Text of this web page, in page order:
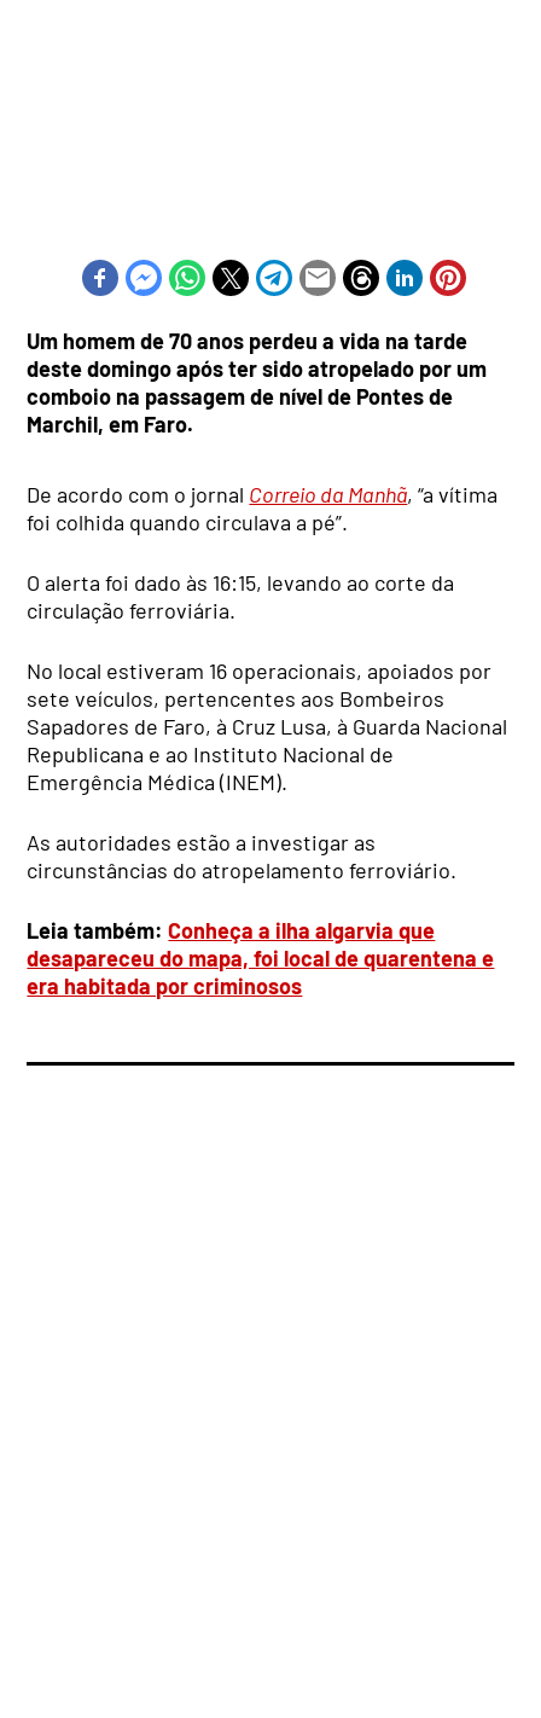
Um homem de 70 anos perdeu a vida na tarde
deste domingo após ter sido atropelado por um
comboio na passagem de nível de Pontes de
Marchil, em Faro.
De acordo com o jornal Correio da Manhã, “a vítima
foi colhida quando circulava a pé”.
O alerta foi dado às 16:15, levando ao corte da
circulação ferroviária.
No local estiveram 16 operacionais, apoiados por
sete veículos, pertencentes aos Bombeiros
Sapadores de Faro, à Cruz Lusa, à Guarda Nacional
Republicana e ao Instituto Nacional de
Emergência Médica (INEM).
As autoridades estão a investigar as
circunstâncias do atropelamento ferroviário.
Leia também:Conheça a ilha algarvia que
desapareceu do mapa, foi local de quarentena e
era habitada por criminosos